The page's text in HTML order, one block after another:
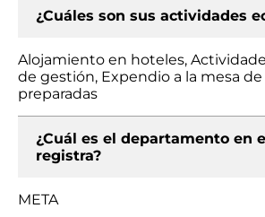
¿Cuáles son sus actividades
Alojamiento en hoteles,
de gestión, Expendio a la mesa
preparadas
¿Cuál es el departamento en
registra?
META